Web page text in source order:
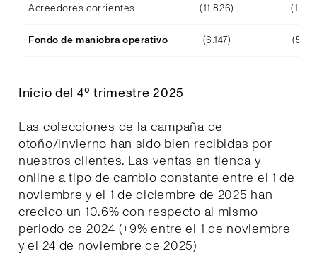
Acreedores corrientes (11.826)
Fondo de maniobra operativo (6.147)
Inicio del 4º trimestre 2025
Las colecciones de la campaña de
otoño/invierno han sido bien recibidas por
nuestros clientes. Las ventas en tienda y
online a tipo de cambio constante entre el 1 de
noviembre y el 1 de diciembre de 2025 han
crecido un 10.6% con respecto al mismo
periodo de 2024 (+9% entre el 1 de noviembre
y el 24 de noviembre de 2025)